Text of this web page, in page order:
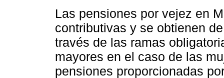
Las pensiones por vejez en
contributivas y se obtienen
través de las ramas
mayores en el caso de las
pensiones proporcionadas